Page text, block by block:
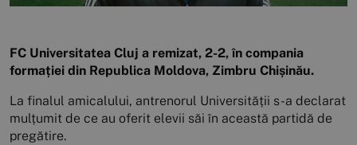
FC Universitatea Cluj a remizat, 2-2, în compania
formației din Republica Moldova, Zimbru Chișinău.
La finalul amicalului, antrenorul Universității s-a declarat
mulțumit de ce au oferit elevii săi în această partidă de
pregătire.